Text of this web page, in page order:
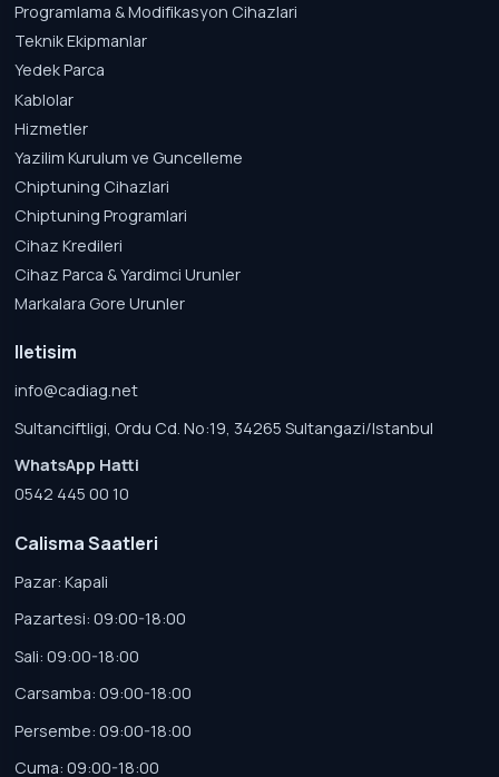
Programlama & Modifikasyon Cihazlari
Teknik Ekipmanlar
Yedek Parca
Kablolar
Hizmetler
Yazilim Kurulum ve Guncelleme
Chiptuning Cihazlari
Chiptuning Programlari
Cihaz Kredileri
Cihaz Parca & Yardimci Urunler
Markalara Gore Urunler
Iletisim
info@cadiag.net
Sultanciftligi, Ordu Cd. No:19, 34265 Sultangazi/Istanbul
WhatsApp Hatti
0542 445 00 10
Calisma Saatleri
Pazar: Kapali
Pazartesi: 09:00-18:00
Sali: 09:00-18:00
Carsamba: 09:00-18:00
Persembe: 09:00-18:00
Cuma: 09:00-18:00